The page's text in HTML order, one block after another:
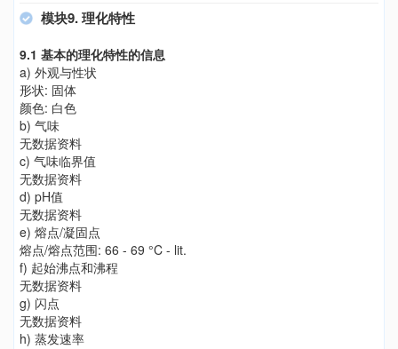
模块9. 理化特性
9.1 基本的理化特性的信息
a) 外观与性状
形状: 固体
颜色: 白色
b) 气味
无数据资料
c) 气味临界值
无数据资料
d) pH值
无数据资料
e) 熔点/凝固点
熔点/熔点范围: 66 - 69 °C - lit.
f) 起始沸点和沸程
无数据资料
g) 闪点
无数据资料
h) 蒸发速率